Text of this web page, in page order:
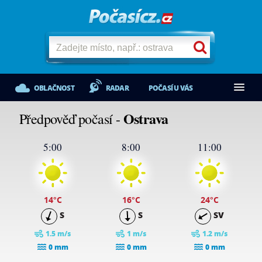
OBLAČNOST RADAR POČASÍ U VÁS
Předpověď počasí -Ostrava
5:00
14°C
S
1.5 m/s
0 mm
8:00
16°C
S
1 m/s
0 mm
11:00
24°C
SV
1.2 m/s
0 mm